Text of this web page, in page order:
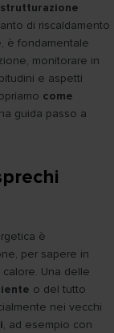
di riscaldamento
è fondamentale
monitorare in
e aspetti
come
guida passo a
è
per sapere in
Una delle
o del tutto
nei vecchi
, ad esempio con